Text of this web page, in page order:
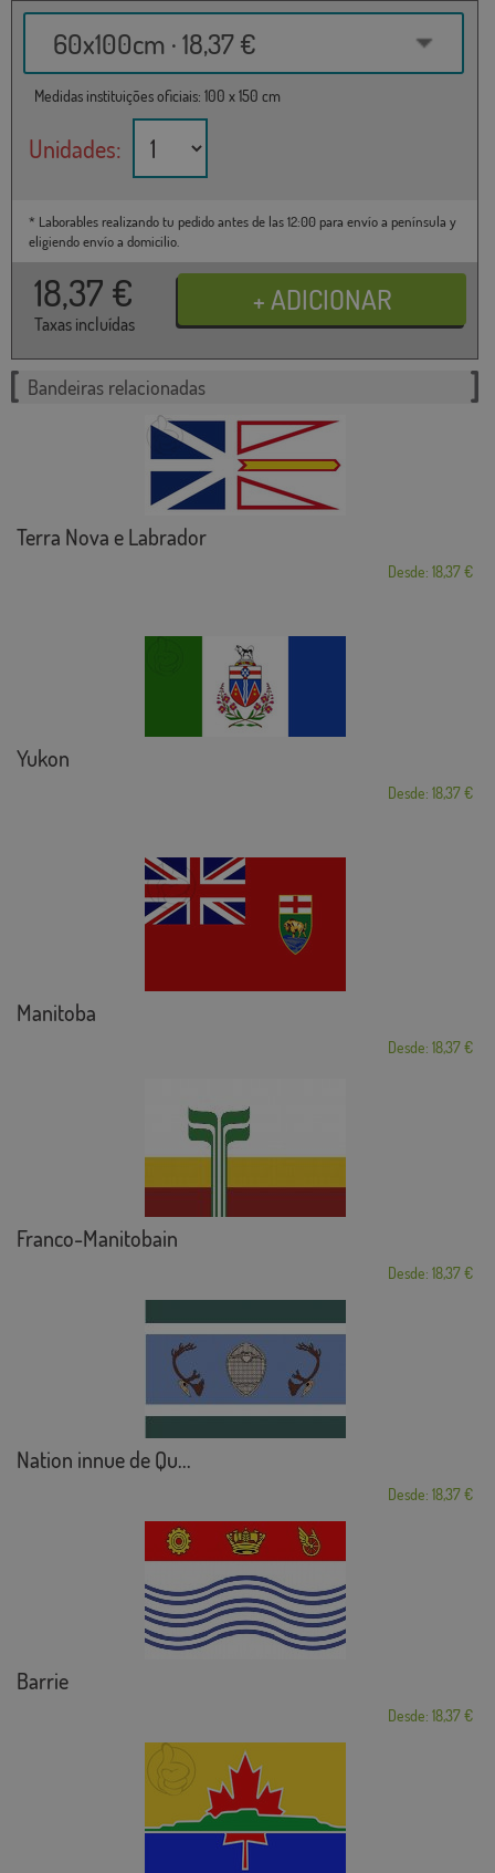
60x100cm · 18,37 €
Medidas instituições oficiais: 100 x 150 cm
Unidades:
* Laborables realizando tu pedido antes de las 12:00 para envío a península y
eligiendo envío a domicilio.
18,37 €
Taxas incluídas
Bandeiras relacionadas
Terra Nova e Labrador
Desde: 18,37 €
Yukon
Desde: 18,37 €
Manitoba
Desde: 18,37 €
Franco-Manitobain
Desde: 18,37 €
Nation innue de Qu...
Desde: 18,37 €
Barrie
Desde: 18,37 €